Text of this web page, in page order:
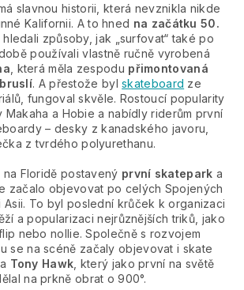
slavnou historii, která nevznikla nikde
Kalifornii. A to hned na začátku 50.
hledali způsoby, jak „surfovat“ také po
používali vlastně ručně vyrobená
, která měla zespodu přimontovaná
. A přestože bylskateboard ze
fungoval skvěle. Rostoucí popularity
Makaha a Hobie a nabídly riderům první
– desky z kanadského javoru,
z tvrdého polyurethanu.
na Floridě postavený první skatepark a
začalo objevovat po celých Spojených
Asii. To byl poslední krůček k organizaci
a popularizaci nejrůznějších triků, jako
nebo nollie. Společně s rozvojem
se na scéně začaly objevovat i skate
Tony Hawk , který jako první na světě
na prkně obrat o 900°.